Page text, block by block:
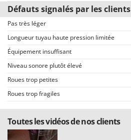
Worx
Y Yard Force
Z
Zanon
Zephir
ZGrills
Zodiac
Zomax
Défauts signalés par les clients
Pas très léger
Longueur tuyau haute pression limitée
Équipement insuffisant
Niveau sonore plutôt élevé
Roues trop petites
Roues trop fragiles
Toutes les vidéos de nos clients